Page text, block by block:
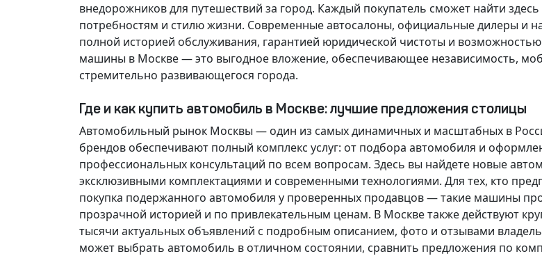
внедорожников для путешествий за город. Каждый покупатель сможет найти
потребностям и стилю жизни. Современные автосалоны, официальные дилеры и
полной историей обслуживания, гарантией юридической чистоты и
машины в Москве — это выгодное вложение, обеспечивающее независимость,
стремительно развивающегося города.
Где и как купить автомобиль в Москве: лучшие предложения столицы
Автомобильный рынок Москвы — один из самых динамичных и масштабных в
брендов обеспечивают полный комплекс услуг: от подбора автомобиля и
профессиональных консультаций по всем вопросам. Здесь вы найдете новые
эксклюзивными комплектациями и современными технологиями. Для тех, кто
покупка подержанного автомобиля у проверенных продавцов — такие машины
прозрачной историей и по привлекательным ценам. В Москве также действуют
тысячи актуальных объявлений с подробным описанием, фото и отзывами
может выбрать автомобиль в отличном состоянии, сравнить предложения по